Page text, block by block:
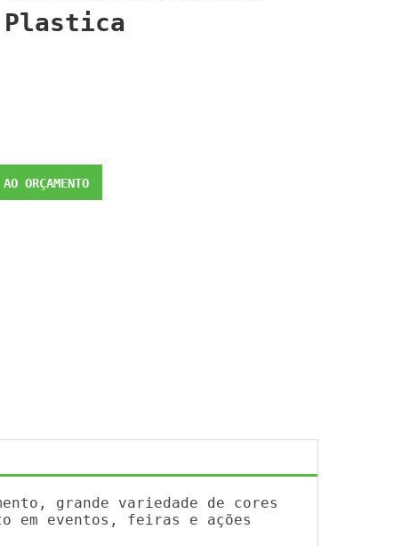
Plastica
ORÇAMENTO
grande variedade de cores
em eventos, feiras e ações